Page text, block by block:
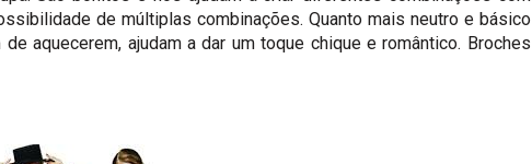
de múltiplas combinações. Quanto mais neutro e básico
aquecerem, ajudam a dar um toque chique e romântico. Broches